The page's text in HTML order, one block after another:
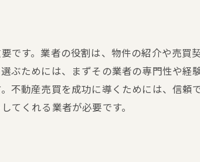
密着型の情報収集方法
ラインとオフラインの情報源を使いこな
域の不動産動向を分析
です。業者の役割は、物件の紹介や売
ぶためには、まずその業者の専門性や
不動産売買を成功に導くためには、信
てくれる業者が必要です。